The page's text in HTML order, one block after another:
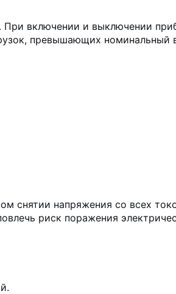
При включении и выключении
превышающих
снятии напряжения со всех
риск поражения